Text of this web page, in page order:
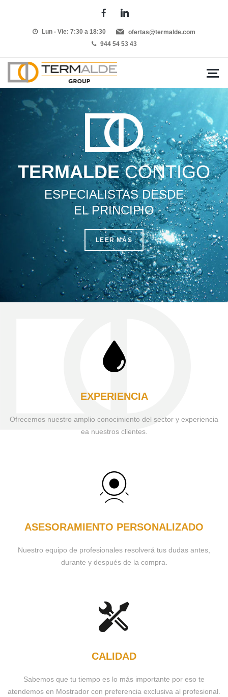
Lun - Vie: 7:30 a 18:30
ofertas@termalde.com
944 54 53 43
TERMALDE CONTIGO
ESPECIALISTAS DESDE
EL PRINCIPIO
LEER MÁS
EXPERIENCIA
Ofrecemos nuestro amplio conocimiento del sector y experiencia
ea nuestros clientes.
ASESORAMIENTO PERSONALIZADO
Nuestro equipo de profesionales resolverá tus dudas antes,
durante y después de la compra.
CALIDAD
Sabemos que tu tiempo es lo más importante por eso te
atendemos en Mostrador con preferencia exclusiva al profesional.